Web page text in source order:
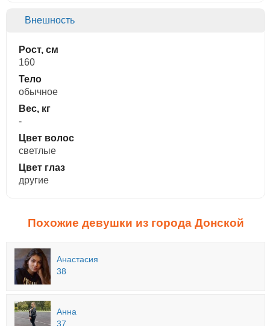
Внешность
Рост, см
160
Тело
обычное
Вес, кг
-
Цвет волос
светлые
Цвет глаз
другие
Похожие девушки из города Донской
Анастасия
38
Анна
37